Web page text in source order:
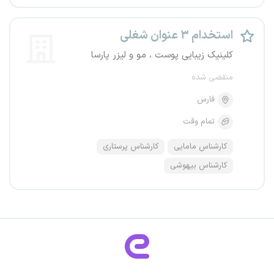
استخدام ۳ عنوان شغلی
کلینیک زیبایی پوست ، مو و لیزر پارسا
منقضی شده
فارس
تمام وقت
کارشناس مامایی
کارشناس پرستاری
کارشناس بیهوشی